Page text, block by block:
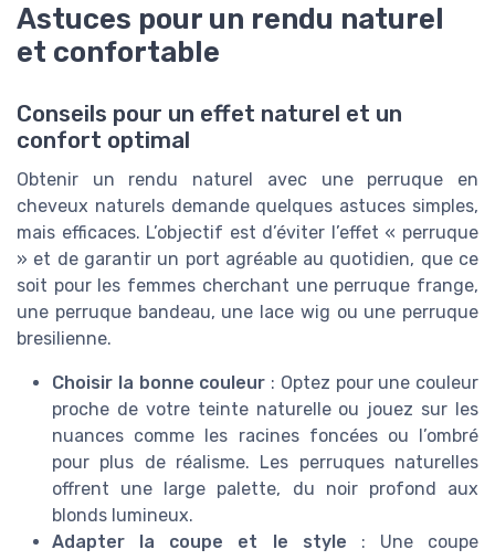
Astuces pour un rendu naturel
et confortable
Conseils pour un effet naturel et un
confort optimal
Obtenir un rendu naturel avec une perruque en
cheveux naturels demande quelques astuces simples,
mais efficaces. L’objectif est d’éviter l’effet « perruque
» et de garantir un port agréable au quotidien, que ce
soit pour les femmes cherchant une perruque frange,
une perruque bandeau, une lace wig ou une perruque
bresilienne.
Choisir la bonne couleur : Optez pour une couleur
proche de votre teinte naturelle ou jouez sur les
nuances comme les racines foncées ou l’ombré
pour plus de réalisme. Les perruques naturelles
offrent une large palette, du noir profond aux
blonds lumineux.
Adapter la coupe et le style : Une coupe